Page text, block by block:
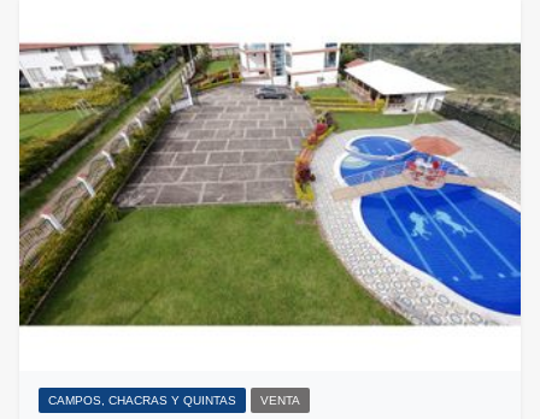
CAMPOS, CHACRAS Y QUINTAS VENTA